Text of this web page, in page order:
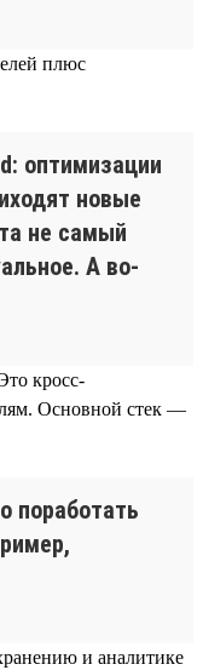
плюс
оптимизации
новые
не самый
А во-
кросс-
Основной стек —
поработать
и аналитике